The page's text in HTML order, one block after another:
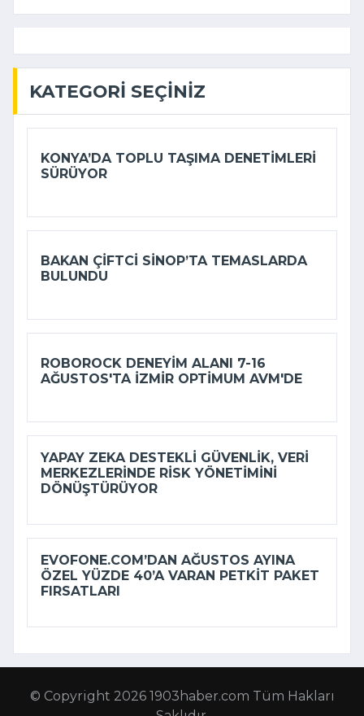
KATEGORI SEÇINIZ
KONYA’DA TOPLU TAŞIMA DENETIMLERI
SÜRÜYOR
BAKAN ÇIFTCI SINOP’TA TEMASLARDA
BULUNDU
ROBOROCK DENEYIM ALANI 7-16
AĞUSTOS'TA İZMIR OPTIMUM AVM'DE
YAPAY ZEKA DESTEKLI GÜVENLIK, VERI
MERKEZLERINDE RISK YÖNETIMINI
DÖNÜŞTÜRÜYOR
EVOFONE.COM’DAN AĞUSTOS AYINA
ÖZEL YÜZDE 40’A VARAN PETKIT PAKET
FIRSATLARI
© Copyright 2026 1903haber.com Tüm Hakları